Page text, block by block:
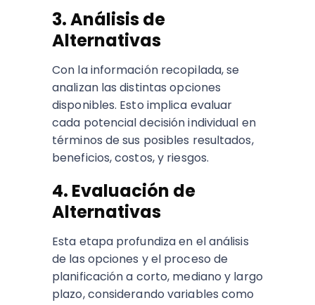
3. Análisis de
Alternativas
Con la información recopilada, se
analizan las distintas opciones
disponibles. Esto implica evaluar
cada potencial decisión individual en
términos de sus posibles resultados,
beneficios, costos, y riesgos.
4. Evaluación de
Alternativas
Esta etapa profundiza en el análisis
de las opciones y el proceso de
planificación a corto, mediano y largo
plazo, considerando variables como